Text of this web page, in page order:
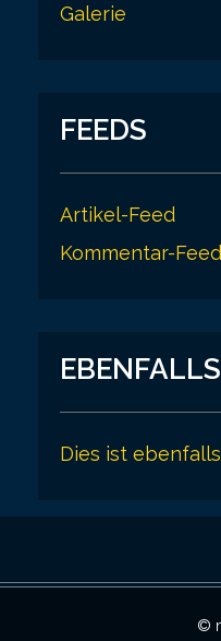
Galerie
FEEDS
Artikel-Feed
Kommentar-Feed
Dies ist
©